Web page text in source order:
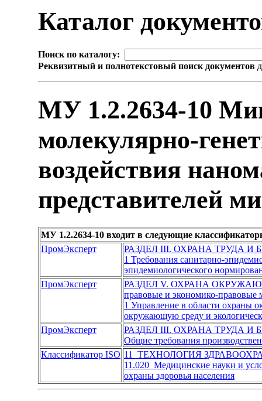
Каталог
Поиск по каталогу:
Реквизитный и полнотекстовый поиск документов
МУ 1.2.2634-10
молекулярно-
воздействия
представителей
МУ 1.2.2634-10 входит в следующие
ПромЭксперт
РАЗДЕЛ III. ОХРАНА ТРУДА И
1 Требования санитарно-
эпидемиологического
ПромЭксперт
РАЗДЕЛ V. ОХРАНА
правовые и экономико-
1 Управление в области охраны
окружающую среду и
ПромЭксперт
РАЗДЕЛ III. ОХРАНА ТРУДА И
Общие требования
Классификатор ISO 11 ТЕХНОЛОГИЯ
11.020 Медицинские науки и
охраны здоровья населения